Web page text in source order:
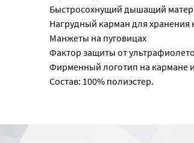
Быстросохнущий дышащий
Нагрудный карман для хранения
Манжеты на пуговицах
Фактор защиты от
Фирменный логотип на кармане
Состав: 100% полиэстер.